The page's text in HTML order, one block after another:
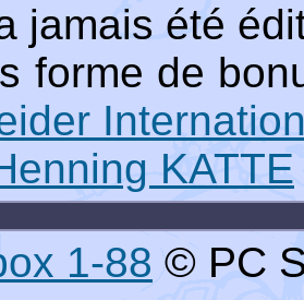
jamais été
forme de
KATTE
1-88 © PC